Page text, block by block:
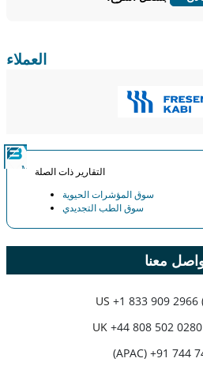
العملاء
التقارير ذات الصلة
سوق المؤشرات الحيوية
سوق الطب التجديدي
معنا
US
UK
(APAC) +91 744